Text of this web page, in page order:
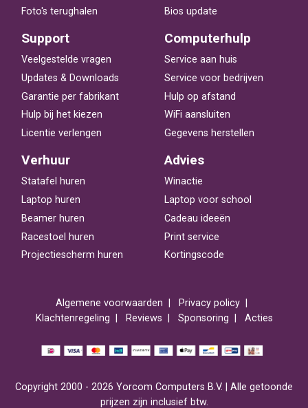
Foto's terughalen
Bios update
Support
Veelgestelde vragen
Updates & Downloads
Garantie per fabrikant
Hulp bij het kiezen
Licentie verlengen
Computerhulp
Service aan huis
Service voor bedrijven
Hulp op afstand
WiFi aansluiten
Gegevens herstellen
Verhuur
Statafel huren
Laptop huren
Beamer huren
Racestoel huren
Projectiescherm huren
Advies
Winactie
Laptop voor school
Cadeau ideeën
Print service
Kortingscode
Algemene voorwaarden
Privacy policy
Klachtenregeling
Reviews Sponsoring Acties
Copyright 2000 - 2026 Yorcom Computers B.V. | Alle getoonde
prijzen zijn inclusief btw.